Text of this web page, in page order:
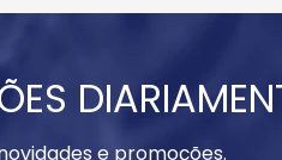
e promoções.